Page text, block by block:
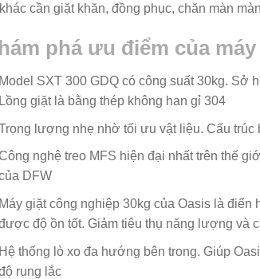
cần giặt khăn, đồng phục, chăn màn
phá ưu điểm của
SXT 300 GDQ có công suất 30kg. Sở
giặt là bằng thép không han gỉ 304
lượng nhẹ nhờ tối ưu vật liệu. Cấu trúc
nghệ treo MFS hiện đại nhất trên thế
DFW
giặt công nghiệp 30kg của Oasis là
độ ồn tốt. Giảm tiêu thụ năng lượng và
thống lò xo đa hướng bên trong. Giúp
rung lắc